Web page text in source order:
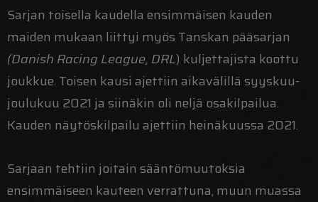
Sarjan toisella kaudella ensimmäisen kauden
maiden mukaan liittyi myös Tanskan pääsarjan
(Danish Racing League, DRL) kuljettajista koottu
joukkue. Toisen kausi ajettiin aikavälillä syyskuu-
joulukuu 2021 ja siinäkin oli neljä osakilpailua.
Kauden näytöskilpailu ajettiin heinäkuussa 2021.
Sarjaan tehtiin joitain sääntömuutoksia
ensimmäiseen kauteen verrattuna, muun muassa